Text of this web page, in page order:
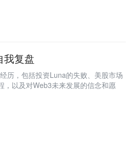
复盘
历，包括投资Luna的失败、美股市场
以及对Web3未来发展的信念和愿